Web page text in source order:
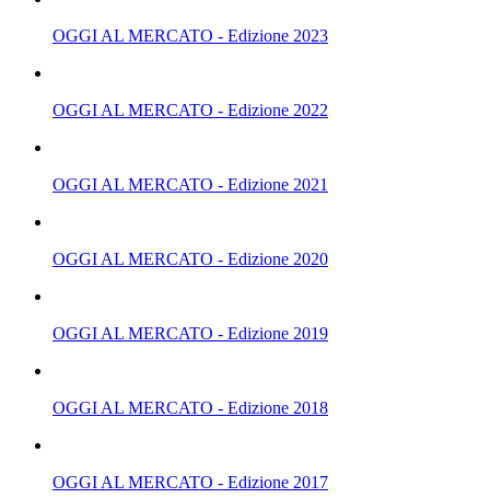
OGGI AL MERCATO - Edizione 2023
OGGI AL MERCATO - Edizione 2022
OGGI AL MERCATO - Edizione 2021
OGGI AL MERCATO - Edizione 2020
OGGI AL MERCATO - Edizione 2019
OGGI AL MERCATO - Edizione 2018
OGGI AL MERCATO - Edizione 2017